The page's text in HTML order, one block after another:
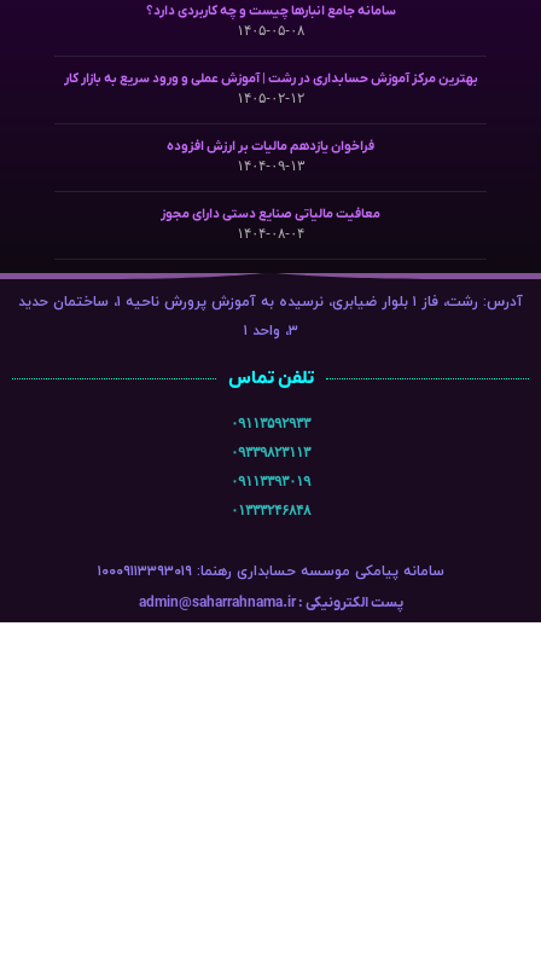
سامانه جامع انبارها چیست و چه کاربردی دارد؟
۱۴۰۵-۰۵-۰۸
بهترین مرکز آموزش حسابداری در رشت | آموزش عملی و ورود سریع به بازار کار
۱۴۰۵-۰۲-۱۲
فراخوان یازدهم مالیات بر ارزش افزوده
۱۴۰۴-۰۹-۱۳
معافیت مالیاتی صنایع دستی دارای مجوز
۱۴۰۴-۰۸-۰۴
آدرس: رشت، فاز ۱ بلوار ضیابری، نرسیده به آموزش پرورش ناحیه ۱، ساختمان حدید
۳، واحد ۱
تلفن تماس
۰۹۱۱۳۵۹۲۹۳۳
۰۹۳۳۹۸۲۳۱۱۳
۰۹۱۱۳۳۹۳۰۱۹
۰۱۳۳۳۲۴۶۸۴۸
سامانه پیامکی موسسه حسابداری رهنما: ۱۰۰۰۹۱۱۳۳۹۳۰۱۹
پست الکترونیکی : admin@saharrahnama.ir